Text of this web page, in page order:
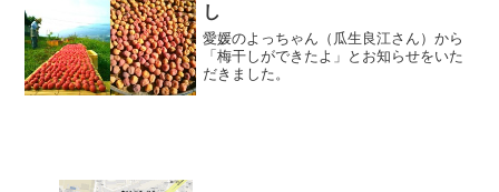
し
愛媛のよっちゃん（瓜生良江さん）から
「梅干しができたよ」とお知らせをいた
だきました。